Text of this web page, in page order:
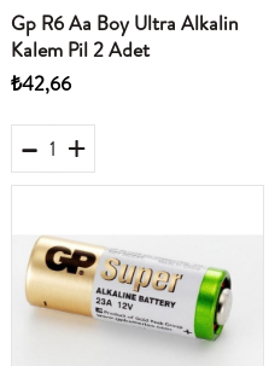
Gp R6 Aa Boy Ultra Alkalin
Kalem Pil 2 Adet
₺42,66